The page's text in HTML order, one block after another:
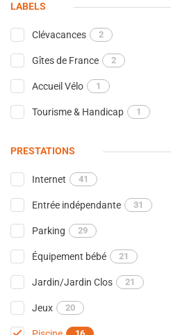
LABELS
Clévacances 2
Gîtes de France 2
Accueil Vélo 1
Tourisme & Handicap 1
PRESTATIONS
Internet 41
Entrée indépendante 31
Parking 29
Équipement bébé 21
Jardin/Jardin Clos 21
Jeux 20